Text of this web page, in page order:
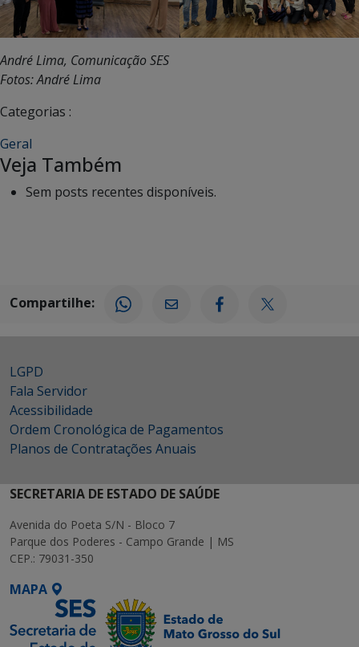
André Lima, Comunicação SES
Fotos: André Lima
Categorias :
Geral
Veja Também
Sem posts recentes disponíveis.
Compartilhe:
LGPD
Fala Servidor
Acessibilidade
Ordem Cronológica de Pagamentos
Planos de Contratações Anuais
SECRETARIA DE ESTADO DE SAÚDE
Avenida do Poeta S/N - Bloco 7
Parque dos Poderes - Campo Grande | MS
CEP.: 79031-350
MAPA